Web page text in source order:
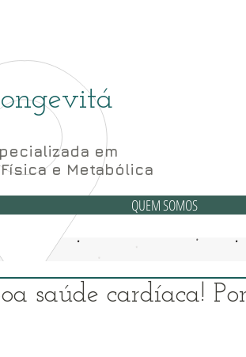
em
e Metabólica
QUEM SOMOS
saúde cardíaca!